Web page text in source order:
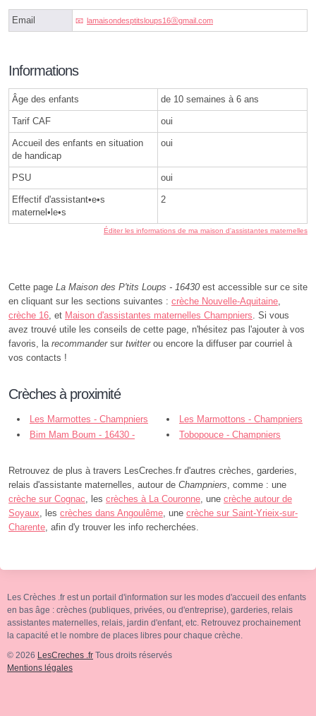
Email lamaisondesptitsloups16ⓐgmail.com
Informations
Âge des enfants de 10 semaines à 6 ans
Tarif CAF oui
Accueil des enfants en situation
de handicap
oui
PSU oui
Effectif d'assistant•e•s
maternel•le•s
2
Éditer les informations de ma maison d'assistantes maternelles
Cette page La Maison des P'tits Loups - 16430 est accessible sur ce site
en cliquant sur les sections suivantes : crèche Nouvelle-Aquitaine
crèche 16 , et Maison d'assistantes maternelles Champniers . Si vous
avez trouvé utile les conseils de cette page, n'hésitez pas l'ajouter à vos
favoris, la recommandersur twitterou encore la diffuser par courriel à
vos contacts !
Crèches à proximité
Les Marmottes - Champniers
Les Marmottons - Champniers
Bim Mam Boum - 16430 -
Tobopouce - Champniers
Retrouvez de plus à travers LesCreches.fr d'autres crèches, garderies,
relais d'assistante maternelles, autour de Champniers , comme : une
crèche sur Cognac , les crèches à La Couronne , une crèche autour de
Soyaux , les crèches dans Angoulême , une crèche sur Saint-Yrieix-sur-
Charente , afin d'y trouver les info recherchées.
Les Crèches .fr est un portail d'information sur les modes d'accueil des enfants
en bas âge : crèches (publiques, privées, ou d'entreprise), garderies, relais
assistantes maternelles, relais, jardin d'enfant, etc. Retrouvez prochainement
la capacité et le nombre de places libres pour chaque crèche.
© 2026 LesCreches .fr Tous droits réservés
Mentions légales